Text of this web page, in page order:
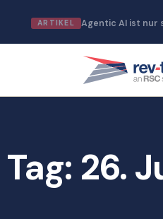
springen
ARTIKEL Agentic AI ist nur
Tag: 26.